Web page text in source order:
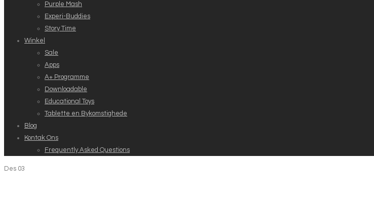
Purple Mash
Experi-Buddies
Story Time
Winkel
Sale
Apps
A+ Programme
Downloadable
Educational Toys
Tablette en Bykomstighede
Blog
Kontak Ons
Frequently Asked Questions
Des 03